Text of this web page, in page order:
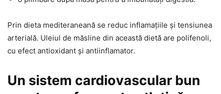
Prin dieta mediteraneană se reduc inflamațiile și tensiunea
arterială. Uleiul de măsline din această dietă are polifenoli,
cu efect antioxidant și antiinflamator.
Un sistem cardiovascular bun